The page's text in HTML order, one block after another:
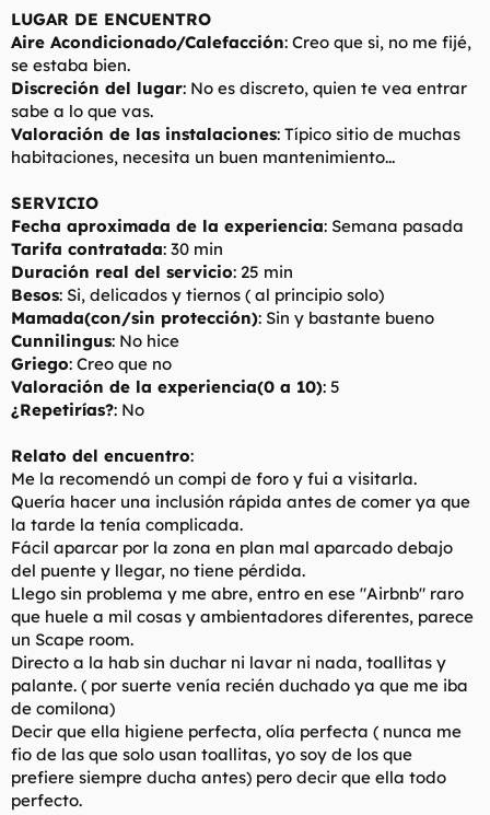
LUGAR DE ENCUENTRO
Aire Acondicionado/Calefacción: Creo que si, no me fijé,
se estaba bien.
Discreción del lugar: No es discreto, quien te vea entrar
sabe a lo que vas.
Valoración de las instalaciones: Típico sitio de muchas
habitaciones, necesita un buen mantenimiento...
SERVICIO
Fecha aproximada de la experiencia: Semana pasada
Tarifa contratada: 30 min
Duración real del servicio: 25 min
Besos: Si, delicados y tiernos ( al principio solo)
Mamada(con/sin protección): Sin y bastante bueno
Cunnilingus: No hice
Griego: Creo que no
Valoración de la experiencia(0 a 10): 5
¿Repetirías?: No
Relato del encuentro:
Me la recomendó un compi de foro y fui a visitarla.
Quería hacer una inclusión rápida antes de comer ya que
la tarde la tenía complicada.
Fácil aparcar por la zona en plan mal aparcado debajo
del puente y llegar, no tiene pérdida.
Llego sin problema y me abre, entro en ese "Airbnb" raro
que huele a mil cosas y ambientadores diferentes, parece
un Scape room.
Directo a la hab sin duchar ni lavar ni nada, toallitas y
palante. ( por suerte venía recién duchado ya que me iba
de comilona)
Decir que ella higiene perfecta, olía perfecta ( nunca me
fio de las que solo usan toallitas, yo soy de los que
prefiere siempre ducha antes) pero decir que ella todo
perfecto.